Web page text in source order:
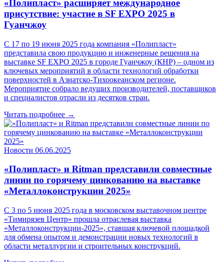
«Полипласт» расширяет международное
присутствие: участие в SF EXPO 2025 в
Гуанчжоу
С 17 по 19 июня 2025 года компания «Полипласт»
представила свою продукцию и инженерные решения на
выставке SF EXPO 2025 в городе Гуанчжоу (КНР) – одном из
ключевых мероприятий в области технологий обработки
поверхностей в Азиатско-Тихоокеанском регионе.
Мероприятие собрало ведущих производителей, поставщиков
и специалистов отрасли из десятков стран.
Читать подробнее →
Новости 06.06.2025
«Полипласт» и Ritman представили совместные
линии по горячему цинкованию на выставке
«Металлоконструкции 2025»
С 3 по 5 июня 2025 года в московском выставочном центре
«Тимирязев Центр» прошла отраслевая выставка
«Металлоконструкции-2025», ставшая ключевой площадкой
для обмена опытом и демонстрации новых технологий в
области металлургии и строительных конструкций.